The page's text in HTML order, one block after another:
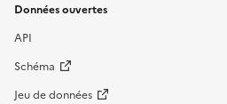
Données ouvertes
API
Schéma
Jeu de données